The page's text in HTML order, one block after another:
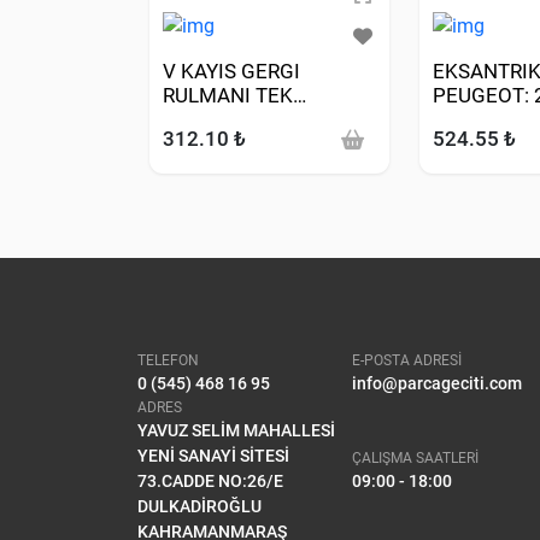
V KAYIS GERGI
RULMANI TEK
DW10TD)
312.10 ₺
5008 508 I
524.55 ₺
TELEFON
0 (545) 468 16 95
E-POSTA ADRESİ
info@parcageciti.com
ADRES
YAVUZ SELİM MAHALLESİ
YENİ SANAYİ SİTESİ
73.CADDE NO:26/E
DULKADİROĞLU
KAHRAMANMARAŞ
ÇALIŞMA SAATLERİ
09:00 - 18:00